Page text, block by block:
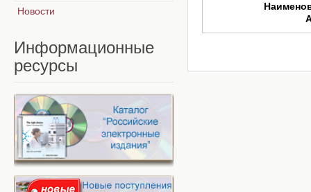
Новости
Информационные
ресурсы